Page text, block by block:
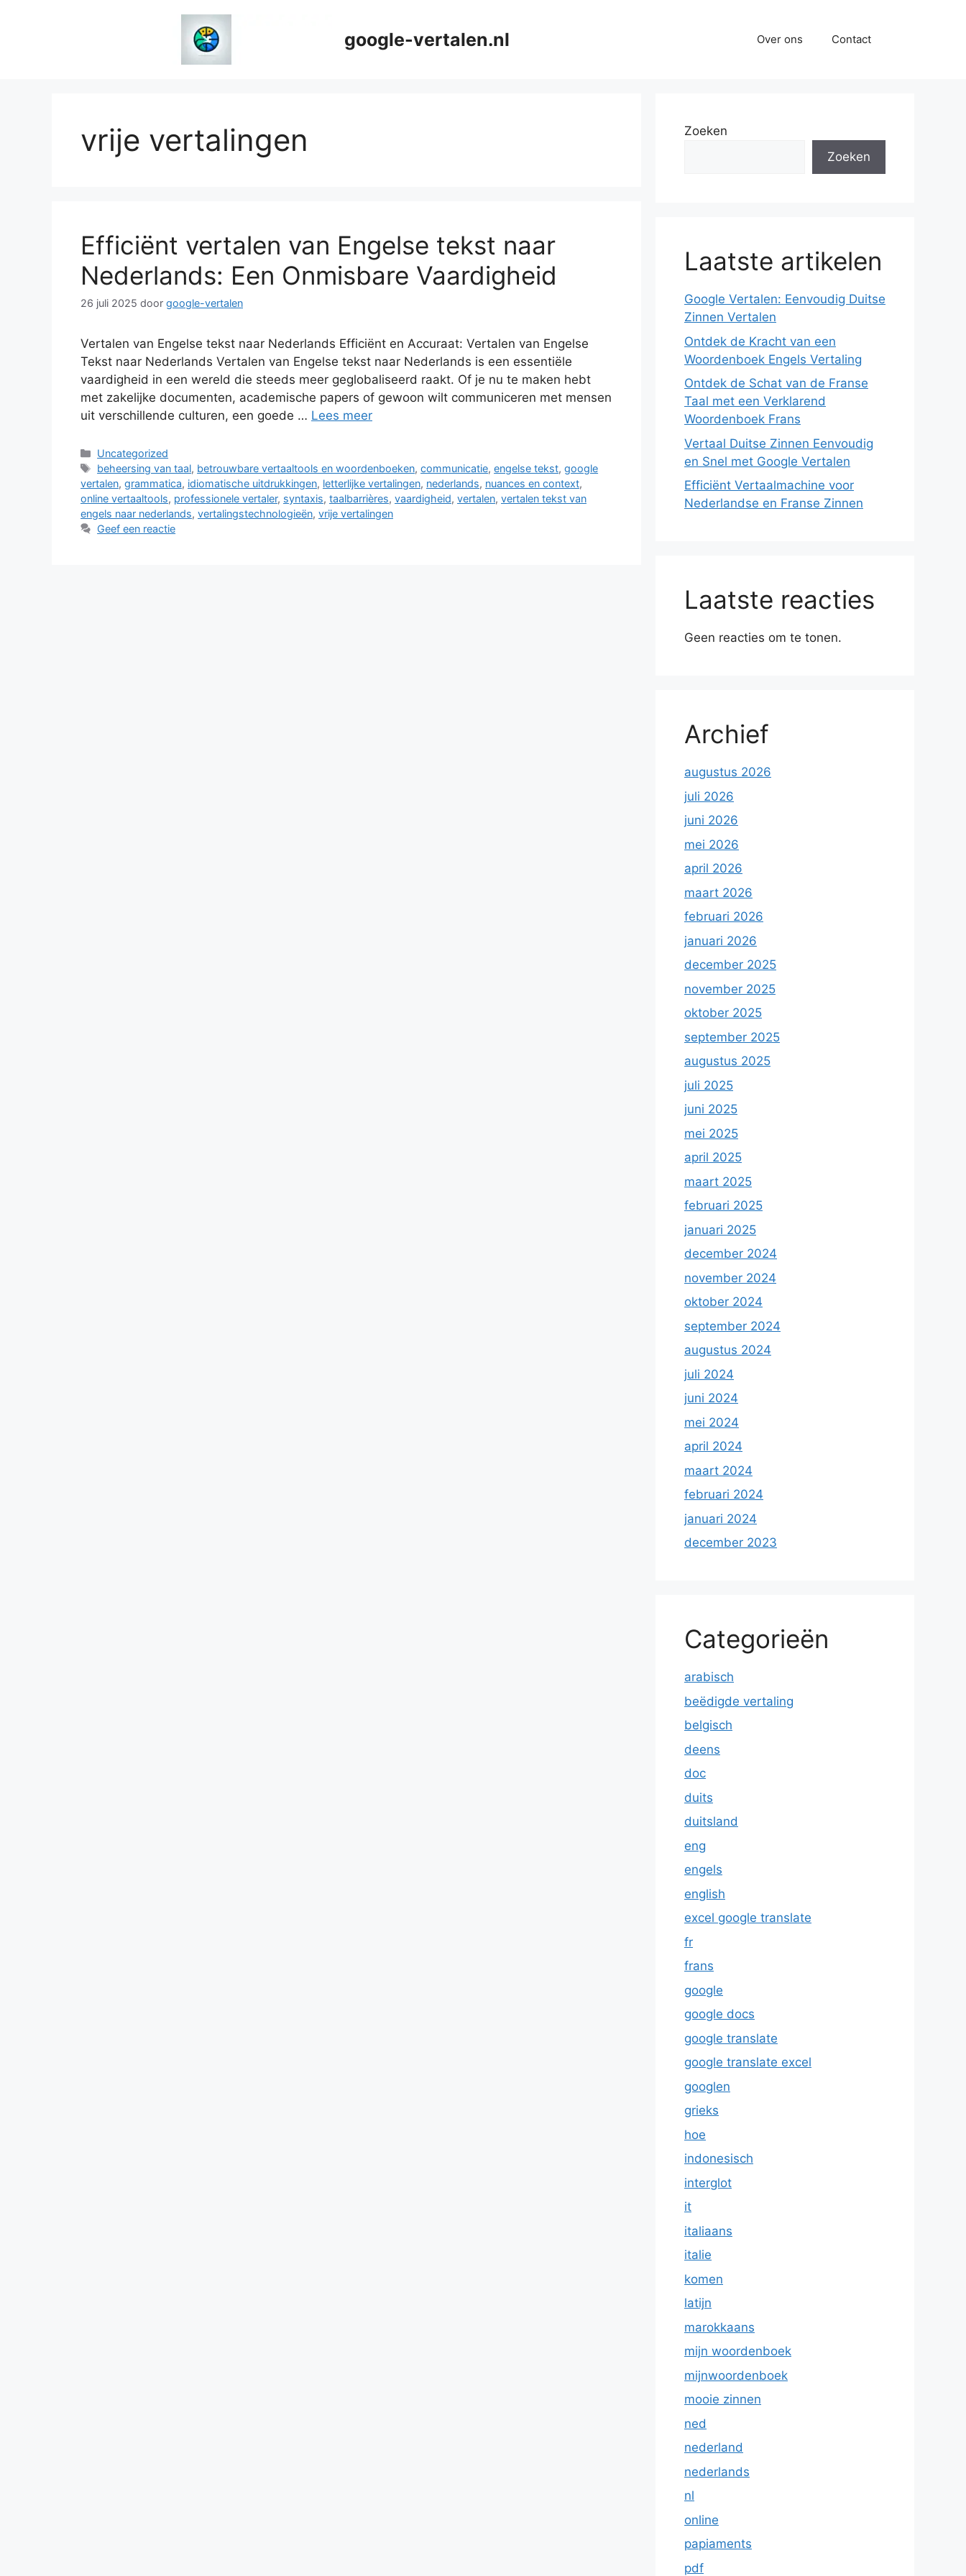
google-vertalen.nl Over ons Contact
vrije vertalingen
Efficiënt vertalen van Engelse tekst naar
Nederlands: Een Onmisbare Vaardigheid
26 juli 2025 door google-vertalen
Vertalen van Engelse tekst naar Nederlands Efficiënt en Accuraat: Vertalen van Engelse
Tekst naar Nederlands Vertalen van Engelse tekst naar Nederlands is een essentiële
vaardigheid in een wereld die steeds meer geglobaliseerd raakt. Of je nu te maken hebt
met zakelijke documenten, academische papers of gewoon wilt communiceren met mensen
uit verschillende culturen, een goede … Lees meer
Categorieën
Uncategorized
Tags
beheersing van taal, betrouwbare vertaaltools en woordenboeken,communicatie,engelse tekst,google
vertalen, grammatica, idiomatische uitdrukkingen, letterlijke vertalingen, nederlands, nuances en context,
online vertaaltools, professionele vertaler, syntaxis, taalbarrières, vaardigheid, vertalen, vertalen tekst van
engels naar nederlands, vertalingstechnologieën, vrije vertalingen
Geef een reactie
Zoeken
Zoeken
Laatste artikelen
Google Vertalen: Eenvoudig Duitse
Zinnen Vertalen
Ontdek de Kracht van een
Woordenboek Engels Vertaling
Ontdek de Schat van de Franse
Taal met een Verklarend
Woordenboek Frans
Vertaal Duitse Zinnen Eenvoudig
en Snel met Google Vertalen
Efficiënt Vertaalmachine voor
Nederlandse en Franse Zinnen
Laatste reacties
Geen reacties om te tonen.
Archief
augustus 2026
juli 2026
juni 2026
mei 2026
april 2026
maart 2026
februari 2026
januari 2026
december 2025
november 2025
oktober 2025
september 2025
augustus 2025
juli 2025
juni 2025
mei 2025
april 2025
maart 2025
februari 2025
januari 2025
december 2024
november 2024
oktober 2024
september 2024
augustus 2024
juli 2024
juni 2024
mei 2024
april 2024
maart 2024
februari 2024
januari 2024
december 2023
Categorieën
arabisch
beëdigde vertaling
belgisch
deens
doc
duits
duitsland
eng
engels
english
excel google translate
fr
frans
google
google docs
google translate
google translate excel
googlen
grieks
hoe
indonesisch
interglot
it
italiaans
italie
komen
latijn
marokkaans
mijn woordenboek
mijnwoordenboek
mooie zinnen
ned
nederland
nederlands
nl
online
papiaments
pdf